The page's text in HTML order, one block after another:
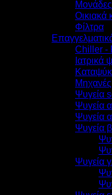
Οικιακά
Φίλτρα
Chiller -
Ιατρικά
Ψυγεία
Ψυγεία
Ψυγεία
Ψυγεία
Ψυγεία